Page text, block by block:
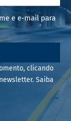
e e-mail para
clicando
Saiba